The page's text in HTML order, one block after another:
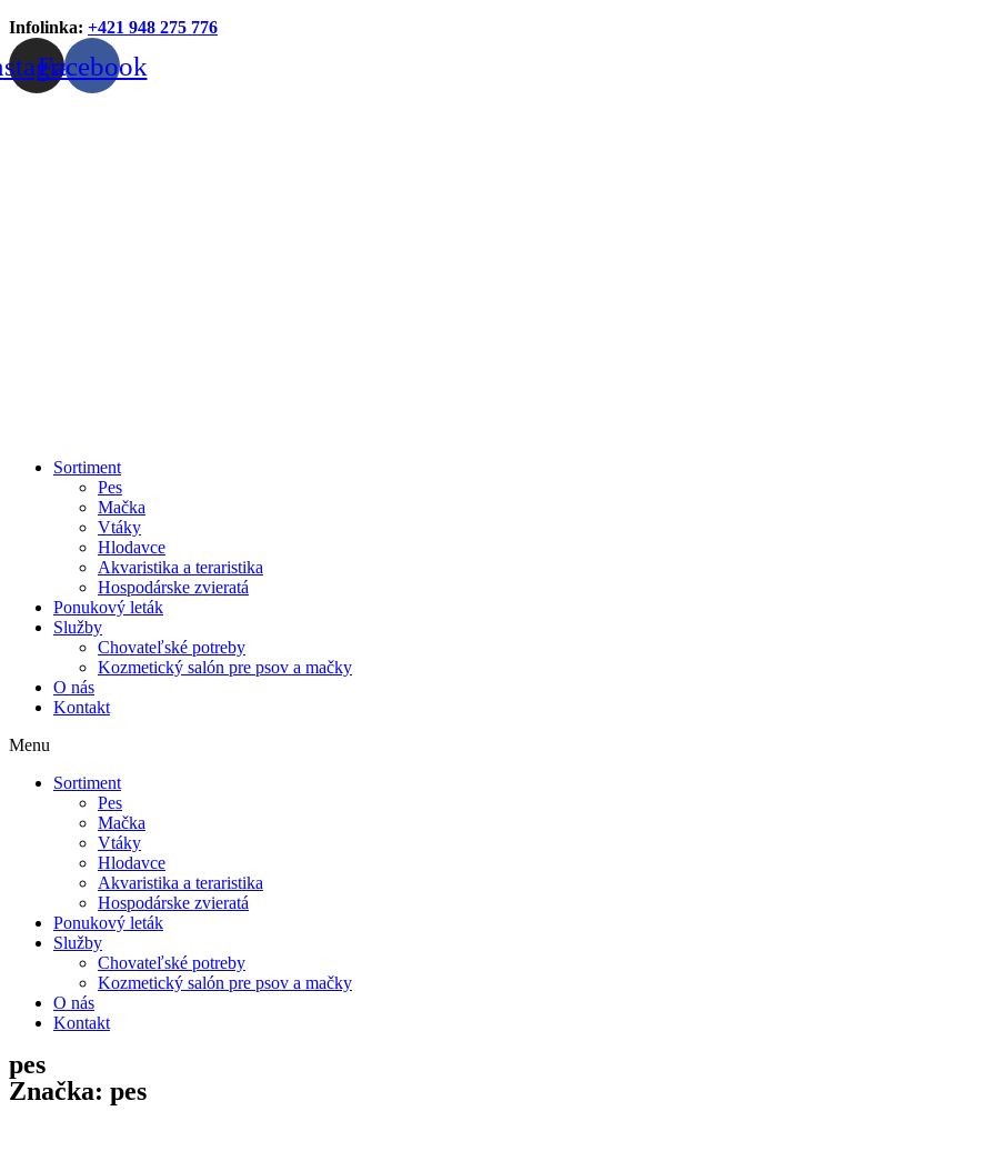
Infolinka: +421 948 275 776
Facebook
Sortiment
Pes
Mačka
Vtáky
Hlodavce
Akvaristika a teraristika
Hospodárske zvieratá
Ponukový leták
Služby
Chovateľské potreby
Kozmetický salón pre psov a mačky
O nás
Kontakt
Menu
Sortiment
Pes
Mačka
Vtáky
Hlodavce
Akvaristika a teraristika
Hospodárske zvieratá
Ponukový leták
Služby
Chovateľské potreby
Kozmetický salón pre psov a mačky
O nás
Kontakt
pes
Značka: pes